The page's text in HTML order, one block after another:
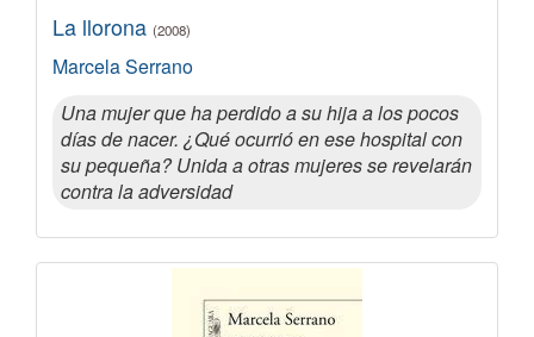
La llorona (2008)
Marcela Serrano
Una mujer que ha perdido a su hija a los pocos
días de nacer. ¿Qué ocurrió en ese hospital con
su pequeña? Unida a otras mujeres se revelarán
contra la adversidad